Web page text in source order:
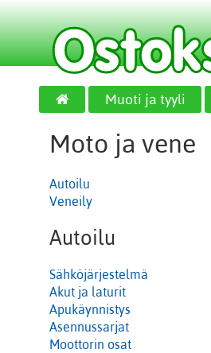
Muoti ja tyyli
Moto ja vene
Autoilu
Veneily
Autoilu
Sähköjärjestelmä
Akut ja laturit
Apukäynnistys
Asennussarjat
Moottorin osat